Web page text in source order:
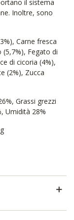
il sistema
Inoltre, sono
Carne fresca
(5,7%), Fegato di
di cicoria (4%),
(2%), Zucca
Grassi grezzi
Umidità 28%